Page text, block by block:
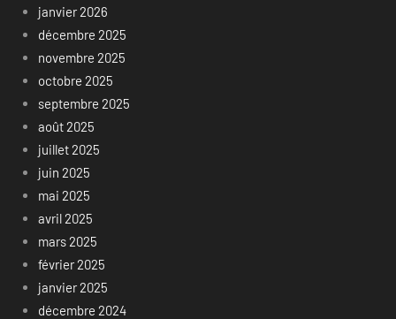
janvier 2026
décembre 2025
novembre 2025
octobre 2025
septembre 2025
août 2025
juillet 2025
juin 2025
mai 2025
avril 2025
mars 2025
février 2025
janvier 2025
décembre 2024